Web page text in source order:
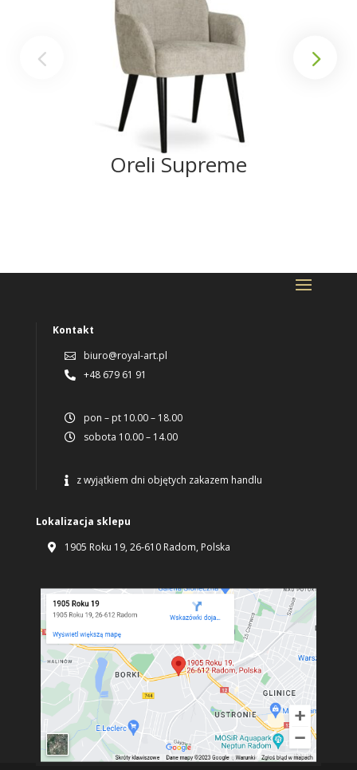
Oreli Supreme
Kontakt
 biuro@royal-art.pl
 +48 679 61 91
 pon – pt 10.00 – 18.00
 sobota 10.00 – 14.00
 z wyjątkiem dni objętych zakazem handlu
Lokalizacja sklepu
 1905 Roku 19, 26-610 Radom, Polska